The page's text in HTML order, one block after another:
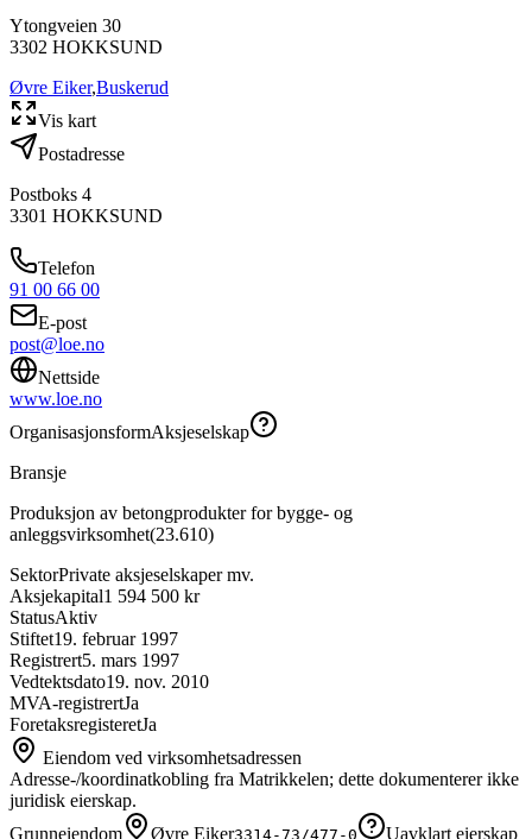
Ytongveien 30
3302 HOKKSUND
Øvre Eiker,Buskerud
Vis kart
Postadresse
Postboks 4
3301 HOKKSUND
Telefon
91 00 66 00
E-post
post@loe.no
Nettside
www.loe.no
OrganisasjonsformAksjeselskap
Bransje
Produksjon av betongprodukter for bygge- og
anleggsvirksomhet(23.610)
SektorPrivate aksjeselskaper mv.
Aksjekapital1 594 500 kr
StatusAktiv
Stiftet19. februar 1997
Registrert5. mars 1997
Vedtektsdato19. nov. 2010
MVA-registrertJa
ForetaksregisteretJa
Eiendom ved virksomhetsadressen
Adresse-/koordinatkobling fra Matrikkelen; dette dokumenterer ikke
juridisk eierskap.
Grunneiendom
Øvre Eiker3314-73/477-0 Uavklart eierskap